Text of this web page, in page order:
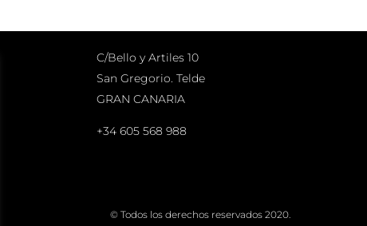
C/Bello y Artiles 10
San Gregorio. Telde
GRAN CANARIA
+34 605 568 988
© Todos los derechos reservados 2020.